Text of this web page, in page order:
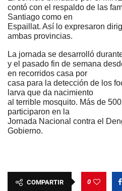
contó con el respaldo de las
Santiago como en
Espaillat. Así lo expresaron
ambas provincias.
La jornada se desarrolló
y el pasado fin de semana
en recorridos casa por
casa para la detección de los
larva que da nacimiento
al terrible mosquito. Más de
participaron en la
Jornada Nacional contra el
Gobierno.
COMPARTIR 0